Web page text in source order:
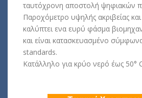
ταυτόχρονη αποστολή ψηφιακών
Παροχόμετρo υψηλής ακριβείας
καλύπτει ενα ευρύ φάσμα
και είναι κατασκευασμένο
standards.
Κατάλληλo για κρύο νερό έως 50°